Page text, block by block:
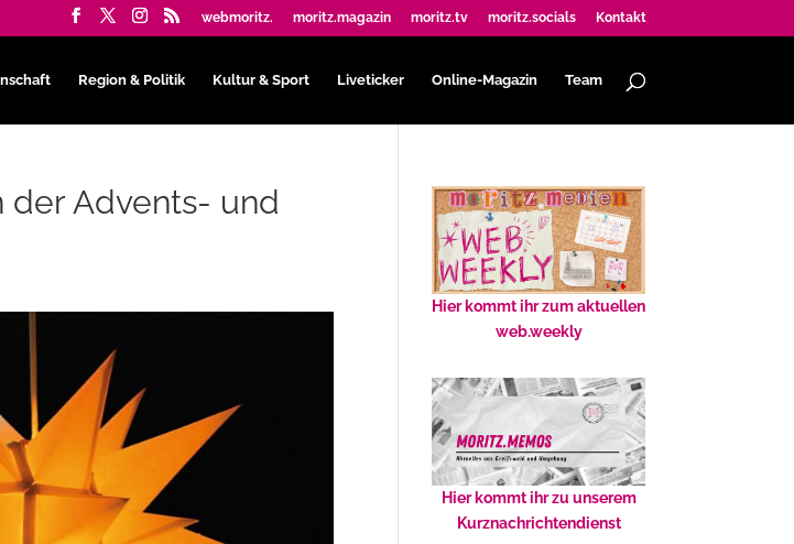
webmoritz. moritz.magazin moritz.tv moritz.socials Kontakt
Region & Politik Kultur & Sport Liveticker Online-Magazin Team
der Advents- und
Hier kommt ihr zum aktuellen
web.weekly
Hier kommt ihr zu unserem
Kurznachrichtendienst